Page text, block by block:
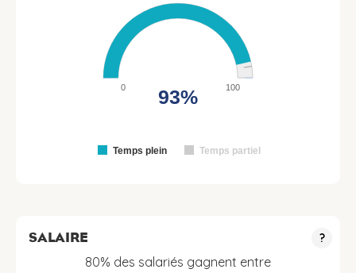
Temps plein Temps partiel
0 100
93%
SALAIRE ?
80% des salariés gagnent entre